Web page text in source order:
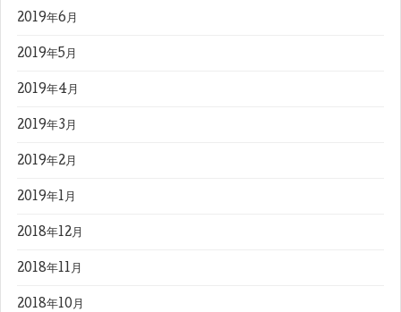
2019年6月
2019年5月
2019年4月
2019年3月
2019年2月
2019年1月
2018年12月
2018年11月
2018年10月